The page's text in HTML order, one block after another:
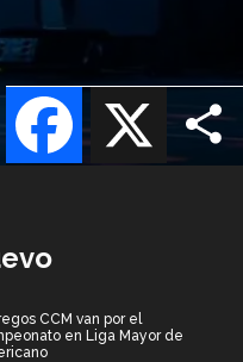
X
Facebook
CCM van por el
en Liga Mayor de